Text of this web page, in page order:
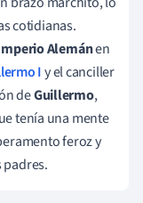
cotidianas.
Alemánen
Iy el canciller
deGuillermo,
tenía una mente
feroz y
padres.